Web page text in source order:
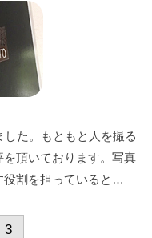
た。もともと人を撮る
頂いております。写真
役割を担っていると…
3